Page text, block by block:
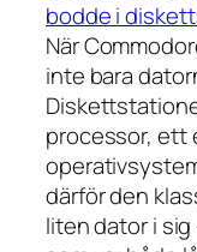
bodde i
När
inte bara
processor, ett
därför den
liten dator i